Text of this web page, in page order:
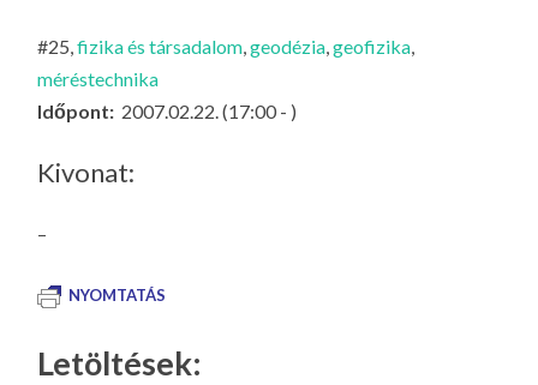
G
#25,fizika és társadalom,geodézia,geofizika,
méréstechnika
Időpont: 2007.02.22. (17:00 - )
Kivonat:
–
NYOMTATÁS
Letöltések: